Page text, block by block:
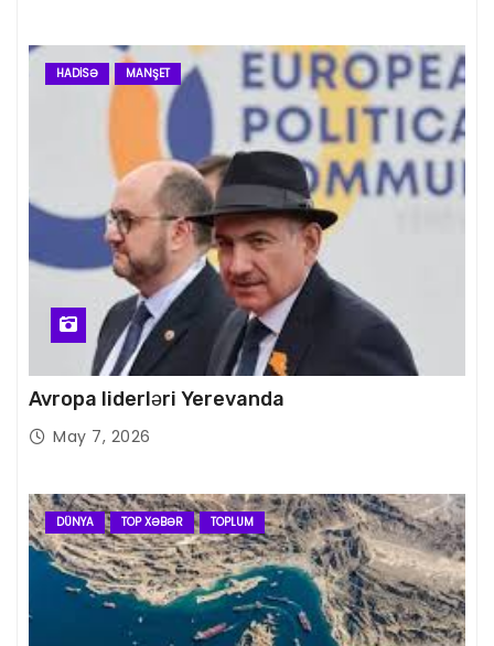
HADISƏ MANŞET
Avropa liderləri Yerevanda
May 7, 2026
DÜNYA TOP XƏBƏR TOPLUM